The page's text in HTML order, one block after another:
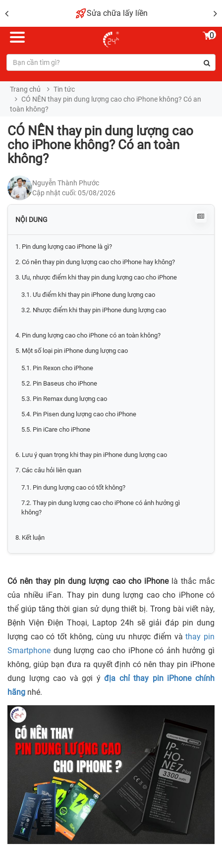
Sửa chữa lấy liền
0
Trang chủ
Tin tức
CÓ NÊN thay pin dung lượng cao cho iPhone không? Có an
toàn không?
CÓ NÊN thay pin dung lượng cao
cho iPhone không? Có an toàn
không?
Nguyễn Thành Phước
Cập nhật cuối: 05/08/2026
NỘI DUNG
1. Pin dung lượng cao iPhone là gì?
2. Có nên thay pin dung lượng cao cho iPhone hay không?
3. Ưu, nhược điểm khi thay pin dung lượng cao cho iPhone
3.1. Ưu điểm khi thay pin iPhone dung lượng cao
3.2. Nhược điểm khi thay pin iPhone dung lượng cao
4. Pin dung lượng cao cho iPhone có an toàn không?
5. Một số loại pin iPhone dung lượng cao
5.1. Pin Rexon cho iPhone
5.2. Pin Baseus cho iPhone
5.3. Pin Remax dung lượng cao
5.4. Pin Pisen dung lượng cao cho iPhone
5.5. Pin iCare cho iPhone
6. Lưu ý quan trọng khi thay pin iPhone dung lượng cao
7. Các câu hỏi liên quan
7.1. Pin dung lượng cao có tốt không?
7.2. Thay pin dung lượng cao cho iPhone có ảnh hưởng gì
không?
8. Kết luận
Có nên thay pin dung lượng cao cho iPhonelà thắc mắc
của nhiều iFan. Thay pin dung lượng cao cho iPhone có
thể giúp tăng thời gian sử dụng thiết bị. Trong bài viết này,
Bệnh Viện Điện Thoại, Laptop 24h sẽ giải đáp pin dung
lượng cao có tốt không, cùng ưu nhược điểm vàthay pin
Smartphone dung lượng cao cho iPhone có ảnh hưởng gì
không, giúp bạn đưa ra quyết định có nên thay pin iPhone
dung lượng cao và gợi ýđịa chỉ thay pin iPhone chính
hãng nhé.